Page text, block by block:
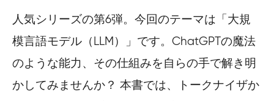
人気シリーズの第6弾。今回のテーマは「大規
模言語モデル（LLM）」です。ChatGPTの魔法
のような能力、その仕組みを自らの手で解き明
かしてみませんか？ 本書では、トークナイザか